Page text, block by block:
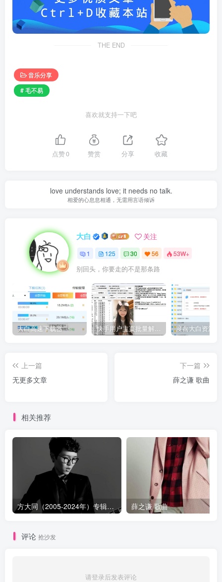
THE END
音乐分享
# 毛不易
喜欢就支持一下吧
点赞0 赞赏 分享 收藏
love understands love; it needs no talk.
相爱的心息息相通，无需用言语倾诉
大白 关注
1 125 30 56 53W+
别回头，你要走的不是那条路
大白高速下载器 快手用户主页批量解析工具V2.3
上一篇
无更多文章
下一篇
薛之谦 歌曲
相关推荐
方大同（2005-2024年）专辑歌曲合集[高品质MP3+无损FLAC] 薛之谦 歌曲
评论 抢沙发
请登录后发表评论